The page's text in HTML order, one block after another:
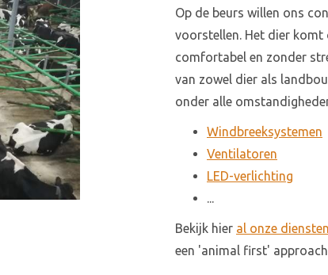
Op de beurs willen ons
voorstellen. Het dier komt
comfortabel en zonder
van zowel dier als
onder alle
Windbreeksystemen
Ventilatoren
LED-verlichting
...
Bekijk hier al onze diensten
een 'animal first'